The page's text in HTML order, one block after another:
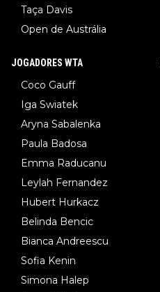
Taça Davis
Open de Austrália
JOGADORES WTA
Coco Gauff
Iga Swiatek
Aryna Sabalenka
Paula Badosa
Emma Raducanu
Leylah Fernandez
Hubert Hurkacz
Belinda Bencic
Bianca Andreescu
Sofia Kenin
Simona Halep